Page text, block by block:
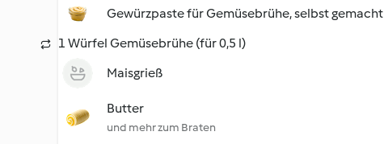
Gewürzpaste für Gemüsebrühe, selbst gemacht
1 Würfel Gemüsebrühe (für 0,5 l)
Maisgrieß
Butter
und mehr zum Braten